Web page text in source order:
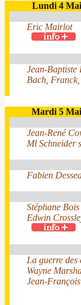
Lundi 4
Eric Mairlot
Jean-Baptiste
Bach, Franck,
Mardi 5
Jean-René
Ml Schneider
Fabien
Stéphane Bois
Edwin
La guerre des
Wayne
Jean-